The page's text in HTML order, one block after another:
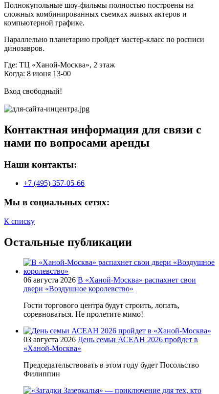
Полнокупольные шоу-фильмы полностью построены на
сложных комбинированных съемках живых актеров и
компьютерной графике.
Параллельно планетарию пройдет мастер-класс по росписи
динозавров.
Где: ТЦ «Ханой-Москва», 2 этаж
Когда: 8 июня 13-00
Вход свободный!
Контактная информация для связи с
нами по вопросами аренды
Наши контакты:
+7 (495) 357-05-66
Мы в социальных сетях:
К списку
Остальные публикации
06 августа 2026 В «Ханой-Москва» распахнет свои
двери «Воздушное королевство»
Гости торгового центра будут строить, лопать,
соревноваться. Не пролетите мимо!
03 августа 2026 День семьи АСЕАН 2026 пройдет в
«Ханой-Москва»
Председательствовать в этом году будет Посольство
Филиппин